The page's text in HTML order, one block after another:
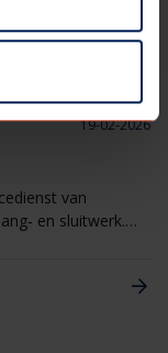
19-02-2026
van
en sluitwerk.